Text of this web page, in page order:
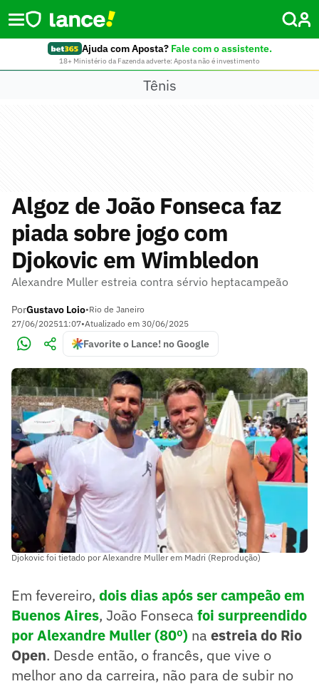
Ajuda com Aposta? Fale com o assistente.
18+ Ministério da Fazenda adverte: Aposta não é investimento
Tênis
Algoz de João Fonseca faz
piada sobre jogo com
Djokovic em Wimbledon
Alexandre Muller estreia contra sérvio heptacampeão
PorGustavo Loio•Rio de Janeiro
27/06/202511:07•Atualizado em 30/06/2025
Favorite o Lance! no Google
Djokovic foi tietado por Alexandre Muller em Madri (Reprodução)
Em fevereiro, dois dias após ser campeão em
Buenos Aires, João Fonseca foi surpreendido
por Alexandre Muller (80º) na estreia do Rio
Open. Desde então, o francês, que vive o
melhor ano da carreira, não para de subir no